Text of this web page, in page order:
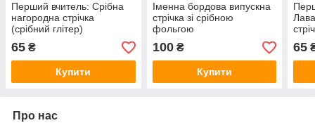
Перший вчитель: Срібна
нагородна стрічка
(срібний глітер)
65 ₴
Купити
Іменна бордова випускна
стрічка зі срібною
фольгою
100₴
Купити
65
Про нас